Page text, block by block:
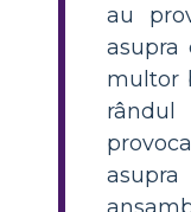
au
asupra
multor